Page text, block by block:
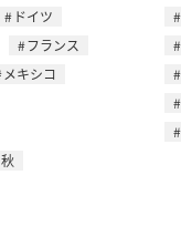
ドイツ
フランス
メキシコ
秋